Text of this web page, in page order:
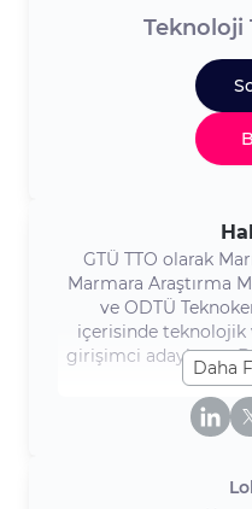
Teknoloji
GTÜ TTO olarak
Marmara Araştırma
ve ODTÜ
içerisinde
girişimci adaylarına
destek
Üniversitesi'nin
kurum olup, 22
yenilik
inovasyonu
Daha